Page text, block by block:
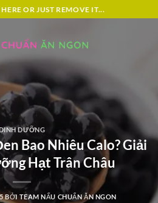
OR JUST REMOVE IT...
DƯỠNG
Bao Nhiêu Calo? Giải
Hạt Trân Châu
BỞITEAM NẤU CHUẨN ĂN NGON